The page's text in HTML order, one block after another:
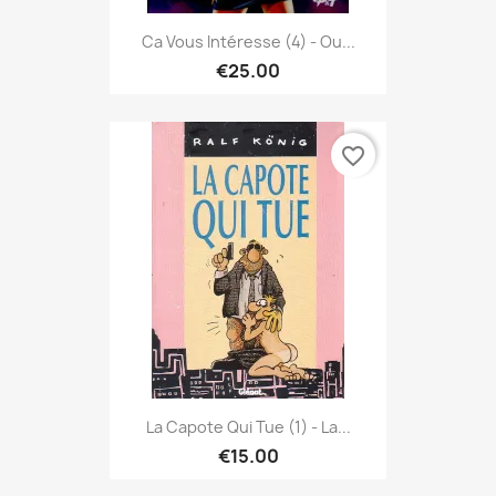
Ca Vous Intéresse (4) - Ou...
€25.00
La Capote Qui Tue (1) - La...
€15.00
favorite_border